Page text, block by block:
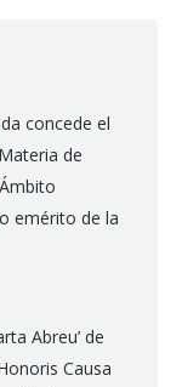
concede el
de
emérito de la
Abreu’ de
Causa